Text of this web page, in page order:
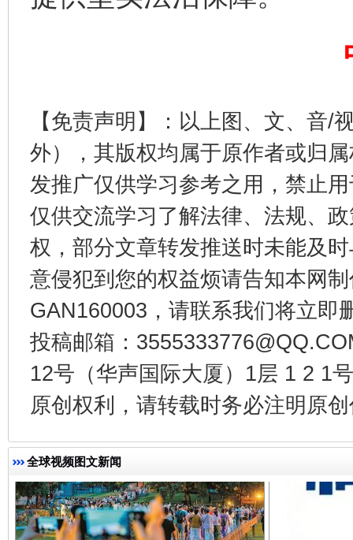
【免责声明】：以上图、文、音/
外），其版权均属于原作者或归
发推广仅供学习参考之用，禁止
仅供交流学习了解法律、法规、
权，部分文章转发推送时未能及
意侵犯到您的权益烦请告知本网
GAN160003，请联系我们将立即
投稿邮箱：
12号（华声国际大厦）1层 1 2 1
原创权利，请转载时务必注明原
全球视频图文新闻
东山县通报“牛蛙产品抗生素超标问题” 法
千年窑火 生生不息